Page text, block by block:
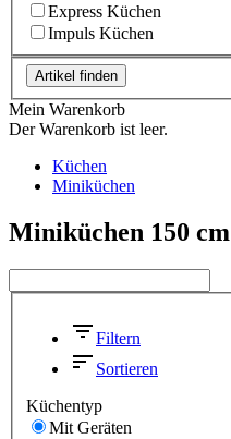
Express Küchen
Impuls Küchen
Artikel finden
Mein Warenkorb
Der Warenkorb ist leer.
Küchen
Miniküchen
Miniküchen 150 cm
Filtern
Sortieren
Küchentyp
Mit Geräten